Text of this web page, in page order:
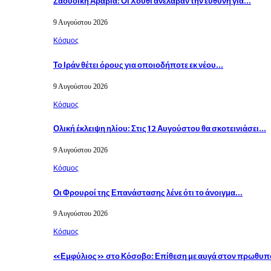
9 Αυγούστου 2026
Κόσμος
Το Ιράν θέτει όρους για οποιοδήποτε εκ νέου…
9 Αυγούστου 2026
Κόσμος
Ολική έκλειψη ηλίου: Στις 12 Αυγούστου θα σκοτεινιάσει…
9 Αυγούστου 2026
Κόσμος
Οι Φρουροί της Επανάστασης λένε ότι το άνοιγμα…
9 Αυγούστου 2026
Κόσμος
«Εμφύλιος» στο Κόσοβο: Επίθεση με αυγά στον